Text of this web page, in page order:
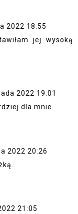
2022 18:55
jej wysoką
2022 19:01
dla mnie.
2022 20:26
21:05